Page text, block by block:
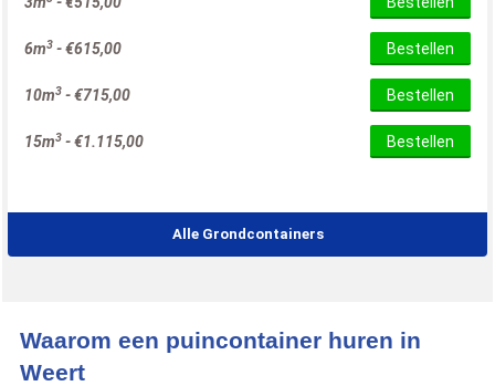
6m3 -€615,00 Bestellen
10m3 -€715,00 Bestellen
15m3 -€1.115,00 Bestellen
Alle Grondcontainers
Waarom een puincontainer huren in
Weert